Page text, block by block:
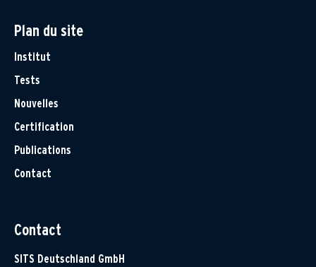
Plan du site
Institut
Tests
Nouvelles
Certification
Publications
Contact
Contact
SITS Deutschland GmbH